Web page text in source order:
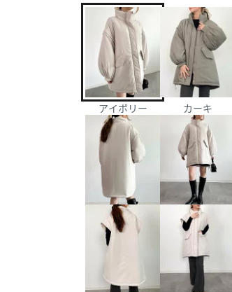
アイボリー カーキ